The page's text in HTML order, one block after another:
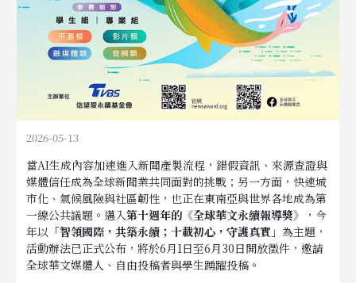
2026-05-13
當AI生成內容加速進入新聞產製流程，錯假資訊、來源查證與
媒體信任成為全球新聞業共同面對的挑戰；另一方面，快速城
市化、氣候風險與社區韌性，也正在東南亞與世界各地成為第
一線公共議題。邁入第十週年的《全球華文永續報導獎》
，今
年以 「智領國際，共築永續；十載初心，守護真實」為主題，
活動辦法已正式公布，將於6月1日至6月30日開放徵件，邀請
全球華文媒體人、自由投稿者與學生踴躍投稿。